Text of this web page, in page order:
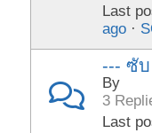
Last
ago ·
--- ซับ
By
3
Last